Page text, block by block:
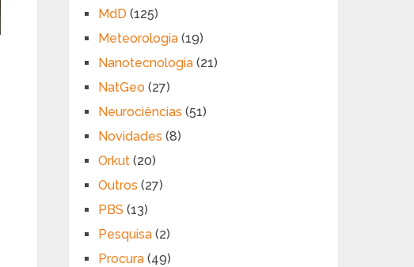
MdD (125)
Meteorologia (19)
Nanotecnologia (21)
NatGeo (27)
Neurociências (51)
Novidades (8)
Orkut (20)
Outros (27)
PBS (13)
Pesquisa (2)
Procura (49)